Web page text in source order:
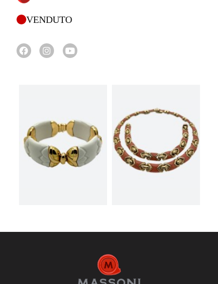
VENDUTO